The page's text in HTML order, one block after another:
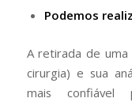
Podemos
A retirada de
cirurgia) e sua
mais